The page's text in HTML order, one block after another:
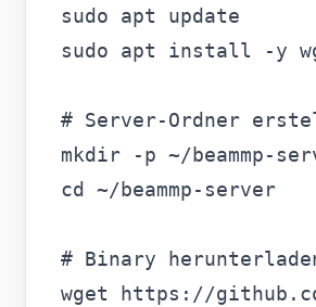
sudo apt update
sudo apt install -y
# Server-Ordner
mkdir -p ~/beammp-
cd ~/beammp-server
# Binary
wget https://